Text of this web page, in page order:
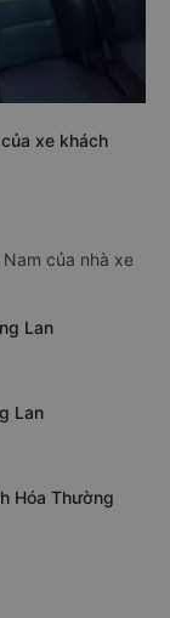
xe khách
của nhà xe
Lan
Lan
Hóa Thường